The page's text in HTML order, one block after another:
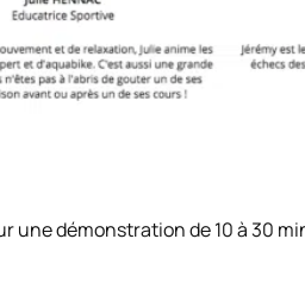
une démonstration de 10 à 30